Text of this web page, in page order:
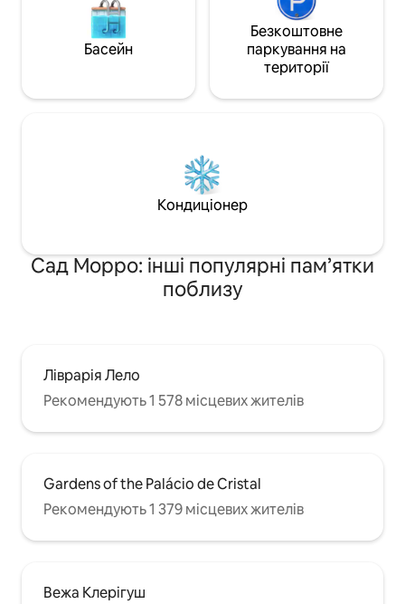
Басейн
Безкоштовне
паркування на
території
Кондиціонер
Сад Морро: інші популярні пам’ятки
поблизу
Ліврарія Лело
Рекомендують 1 578 місцевих жителів
Gardens of the Palácio de Cristal
Рекомендують 1 379 місцевих жителів
Вежа Клерігуш